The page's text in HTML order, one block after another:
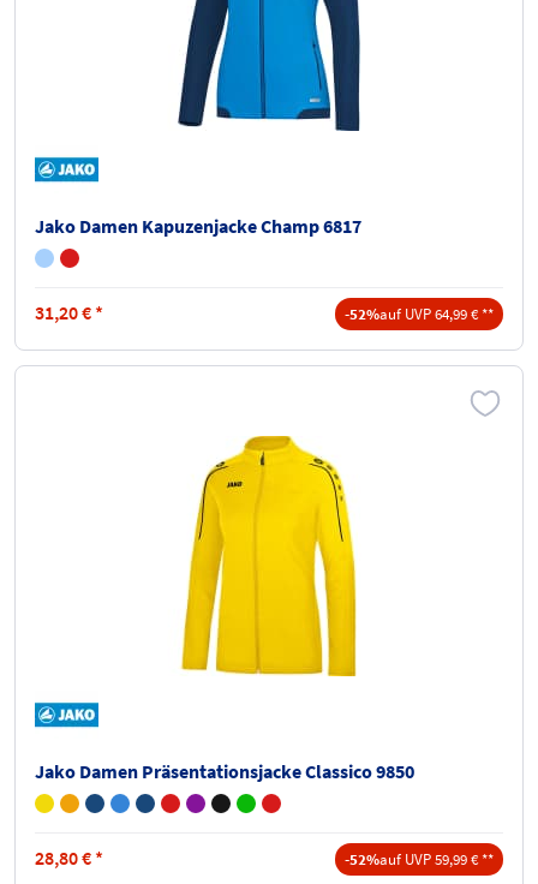
Jako Damen Kapuzenjacke Champ 6817
31,20€ * -52%auf UVP 64,99 € **
Jako Damen Präsentationsjacke Classico 9850
28,80€ * -52%auf UVP 59,99 € **